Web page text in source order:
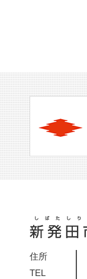
住所
TEL